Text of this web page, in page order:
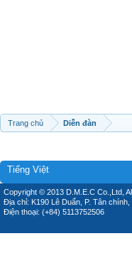
Trang chủ Diễn đàn
Tiếng Việt
Copyright © 2013 D.M.E.C Co.,Ltd,
Địa chỉ: K190 Lê Duẩn, P. Tân
Điện thoại: (+84) 5113752506